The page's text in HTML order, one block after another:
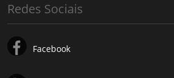
Redes Sociais
Facebook